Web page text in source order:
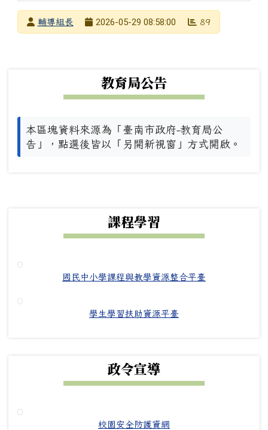
發布者輔導組長
2026-05-29 08:58:00 89
教育局公告
本區塊資料來源為「臺南市政府-教育局公
告」，點選後皆以「另開新視窗」方式開啟。
課程學習
國民中小學課程與教學資源整合平臺
學生學習扶助資源平臺
政令宣導
校園安全防護資網